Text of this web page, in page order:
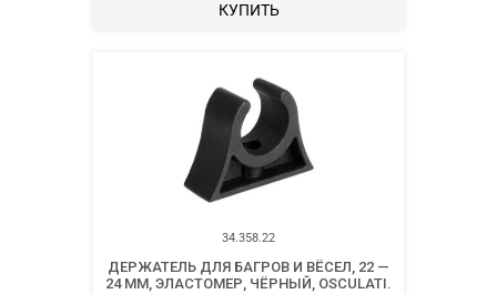
КУПИТЬ
34.358.22
ДЕРЖАТЕЛЬ ДЛЯ БАГРОВ И ВЁСЕЛ, 22 —
24 ММ, ЭЛАСТОМЕР, ЧЁРНЫЙ, OSCULATI.